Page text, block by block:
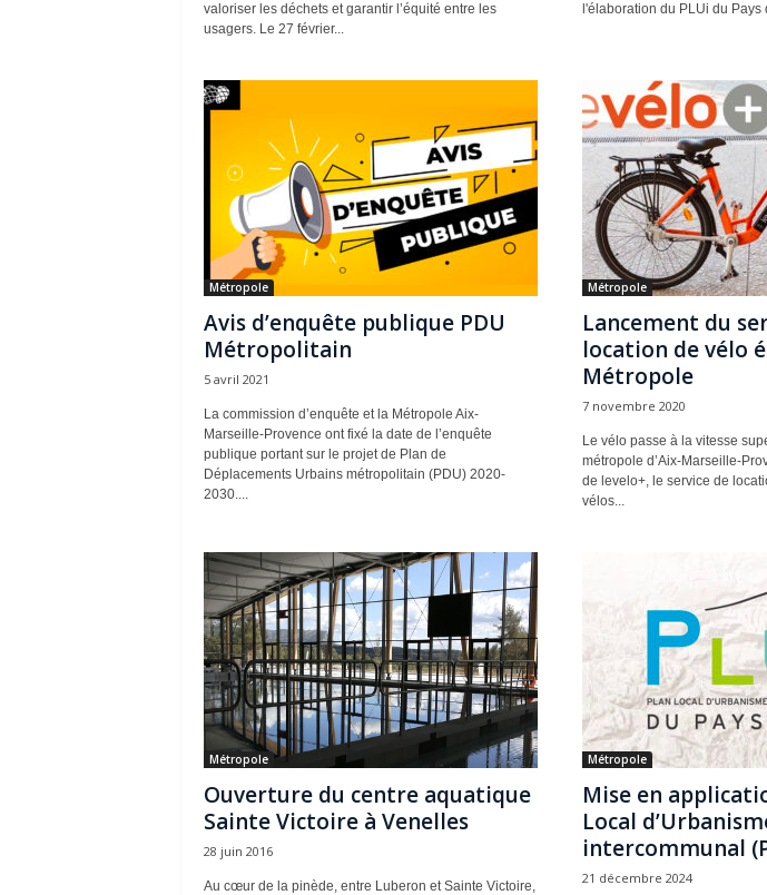
valoriser les déchets et garantir l’équité entre les
usagers. Le 27 février...
l'élaboration du PLUi du Pays
Métropole
Avis d’enquête publique PDU
Métropolitain
5 avril 2021
La commission d’enquête et la Métropole Aix-
Marseille-Provence ont fixé la date de l’enquête
publique portant sur le projet de Plan de
Déplacements Urbains métropolitain (PDU) 2020-
2030....
Métropole
Lancement du
location de vélo
Métropole
7 novembre 2020
Le vélo passe à la vitesse
métropole d’Aix-Marseille-
de levelo+, le service de
vélos...
Métropole
Ouverture du centre aquatique
Sainte Victoire à Venelles
28 juin 2016
Au cœur de la pinède, entre Luberon et Sainte Victoire,
Métropole
Mise en
Local
intercommunal
21 décembre 2024